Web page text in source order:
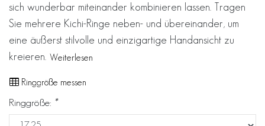
sich wunderbar miteinander kombinieren lassen. Tragen
Sie mehrere Kichi-Ringe neben- und übereinander, um
eine äußerst stilvolle und einzigartige Handansicht zu
kreieren. Weiterlesen
Ringgröße messen
Ringgröße: *